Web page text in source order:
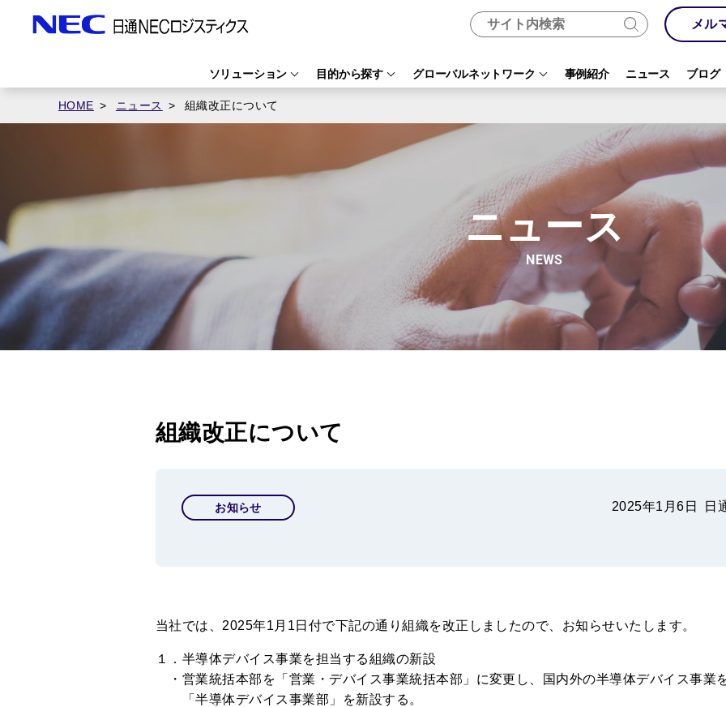
メル
ソリューション 目的から探す グローバルネットワーク 事例紹介 ニュース ブログ
HOME ニュース 組織改正について
ニュース
NEWS
組織改正について
お知らせ 2025年1月6日 日
当社では、 2025年1 月 1 日付で下記の通り組織を改正しましたので、お知らせいたします。
１．半導体デバイス事業を担当する組織の新設
・営業統括本部を「営業・デバイス事業統括本部」に変更し、国内外の半導体デバイス事業
「半導体デバイス事業部」を新設する。